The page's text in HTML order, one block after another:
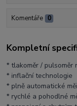
Komentáře 0
Kompletní
* tlakoměr / pulsoměr
* inflační technologie
* plně automatické
* rychlé a pohodlné